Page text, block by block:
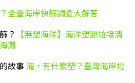
全臺海岸快篩調查大解答
？ 【無塑海洋】海洋塑膠垃圾清
灘
故事 海，有什麼塑？臺灣海岸垃